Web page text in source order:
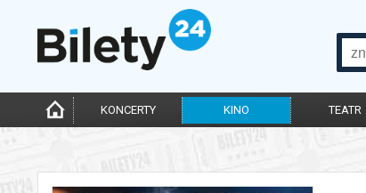
KONCERTY KINO TEATR